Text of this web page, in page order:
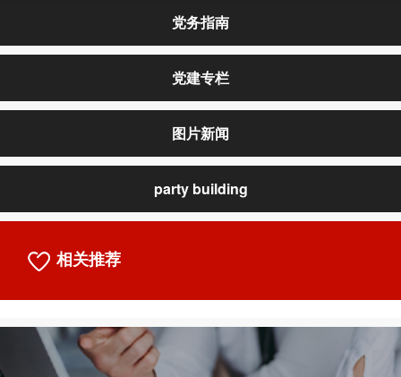
党务指南
党建专栏
图片新闻
party building
相关推荐